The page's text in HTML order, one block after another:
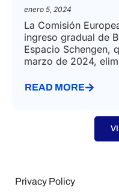
enero 5, 2024
La Comisión
ingreso gradual de
Espacio Schengen,
marzo de 2024,
READ MORE
Privacy Policy